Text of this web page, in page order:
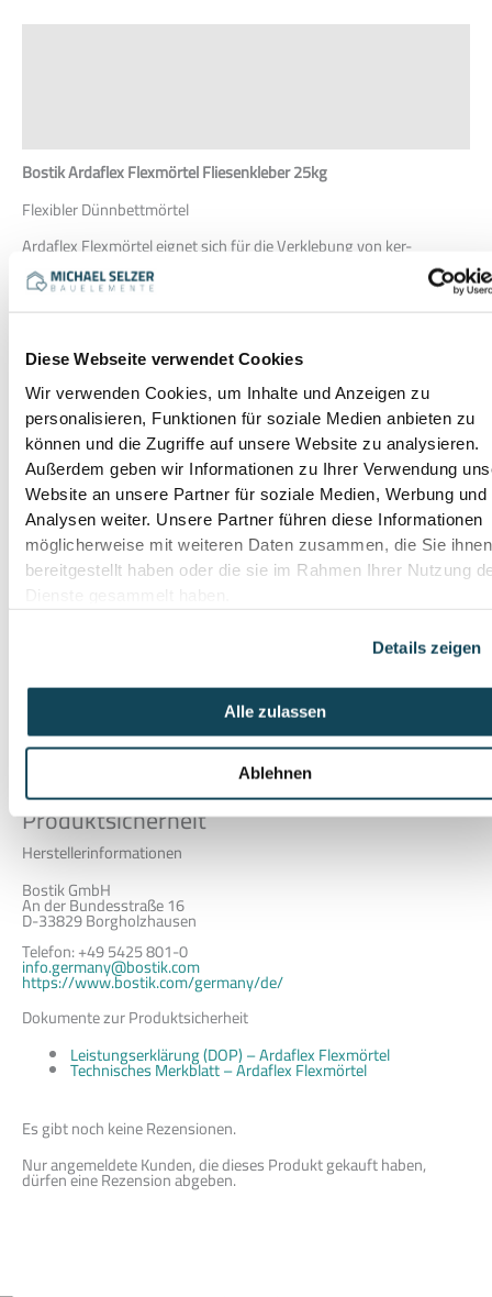
Diese Webseite verwendet Cookies
Wir verwenden Cookies, um Inhalte und Anzeigen zu
personalisieren, Funktionen für soziale Medien anbieten zu
können und die Zugriffe auf unsere Website zu analysieren.
Außerdem geben wir Informationen zu Ihrer Verwendung
Website an unsere Partner für soziale Medien, Werbung und
Analysen weiter. Unsere Partner führen diese Informationen
möglicherweise mit weiteren Daten zusammen, die Sie ihnen
bereitgestellt haben oder die sie im Rahmen Ihrer Nutzung
Details zeigen
Alle zulassen
Ablehnen
Bostik Ardaflex Flexmörtel Fliesenkleber 25kg
Flexibler Dünnbettmörtel
Ardaflex Flexmörtel eignet sich für die Verklebung von ker-
amischen Wand und Bodenfliesen, auch Feinsteinzeug, Glas- und
Porzellanmosaik an Innen- und Außenflächen sowie im
Unterwasserbereich. Außerdem können Natur- und
Kunststeinplatten mit Ardaflex Flexmörtel geklebt werden.
Innen- und Außenbereich u. a.
für keramische Fliesen und Platten
Wasserfest und frostsicher
für Fußbodenheizung geeignet
Verbrauch:
ca. 1,5 bis 3,0 kg/m²- je nach Zahnleiste
Technisches Merkblatt – Ardaflex Flexmörtel
Menge (VE) 1 Sack (=25kg)
Produktsicherheit
Herstellerinformationen
Bostik GmbH
An der Bundesstraße 16
D-33829 Borgholzhausen
Telefon: +49 5425 801-0
info.germany@bostik.com
https://www.bostik.com/germany/de/
Dokumente zur Produktsicherheit
Leistungserklärung (DOP) – Ardaflex Flexmörtel
Technisches Merkblatt – Ardaflex Flexmörtel
Es gibt noch keine Rezensionen.
Nur angemeldete Kunden, die dieses Produkt gekauft haben,
dürfen eine Rezension abgeben.